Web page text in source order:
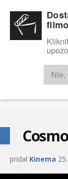
pridal Kinema
Nie,